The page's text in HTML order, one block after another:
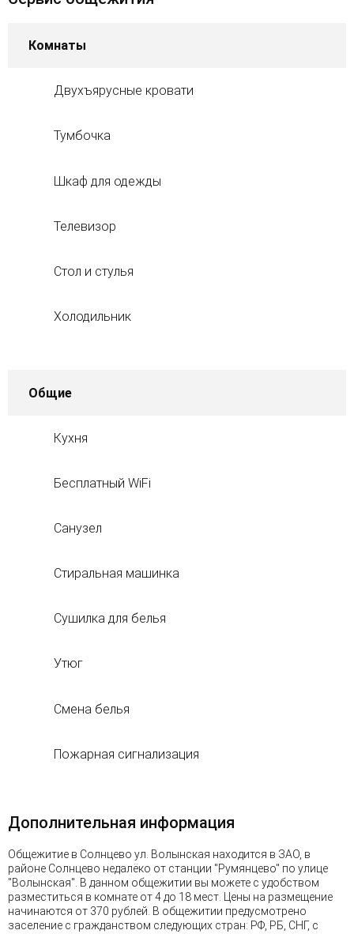
Комнаты
Двухъярусные кровати
Тумбочка
Шкаф для одежды
Телевизор
Стол и стулья
Холодильник
Общие
Кухня
Бесплатный WiFi
Санузел
Стиральная машинка
Сушилка для белья
Утюг
Смена белья
Пожарная сигнализация
Дополнительная информация
Общежитие в Солнцево ул. Волынская находится в ЗАО, в
районе Солнцево недалёко от станции "Румянцево" по улице
"Волынская". В данном общежитии вы можете с удобством
разместиться в комнате от 4 до 18 мест. Цены на размещение
начинаются от 370 рублей. В общежитии предусмотрено
заселение с гражданством следующих стран: РФ, РБ, СНГ, с